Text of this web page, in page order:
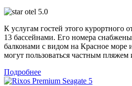
5.0
К услугам гостей этого курортного
13 бассейнами. Его номера
балконами с видом на Красное море
могут пользоваться частным
Подробнее